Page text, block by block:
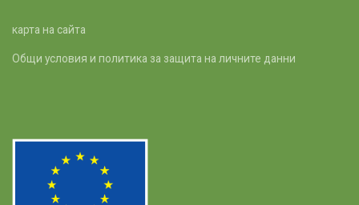
карта на сайта
Общи условия и политика за защита на личните данни